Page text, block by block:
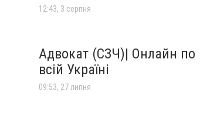
12:43, 3 серпня
Адвокат (СЗЧ)| Онлайн по
всій Україні
09:53, 27 липня